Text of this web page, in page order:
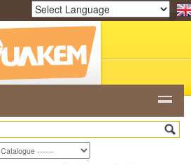
HẠT CAFE
NHÀ HÀNG
VIDEO HỎI ĐÁP
Powered by Translate